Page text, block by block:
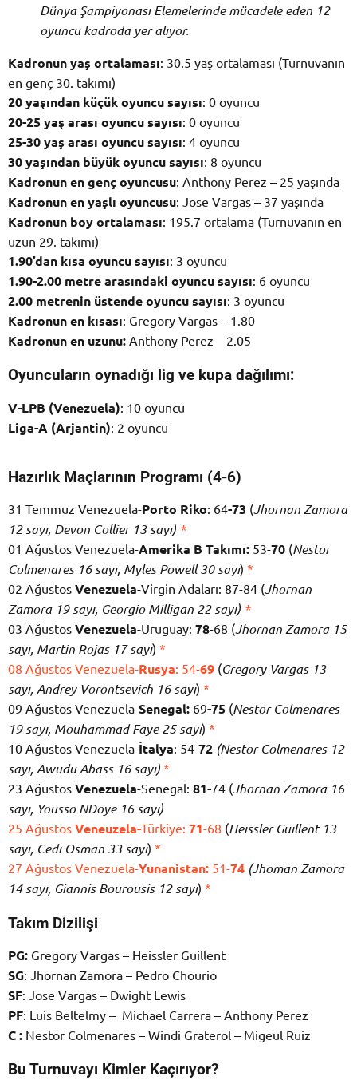
Dünya Şampiyonası Elemelerinde mücadele eden 12
oyuncu kadroda yer alıyor.
Kadronun yaş ortalaması: 30.5 yaş ortalaması (Turnuvanın
en genç 30. takımı)
20 yaşından küçük oyuncu sayısı: 0 oyuncu
20-25 yaş arası oyuncu sayısı: 0 oyuncu
25-30 yaş arası oyuncu sayısı: 4 oyuncu
30 yaşından büyük oyuncu sayısı: 8 oyuncu
Kadronun en genç oyuncusu: Anthony Perez – 25 yaşında
Kadronun en yaşlı oyuncusu: Jose Vargas – 37 yaşında
Kadronun boy ortalaması: 195.7 ortalama (Turnuvanın en
uzun 29. takımı)
1.90’dan kısa oyuncu sayısı: 3 oyuncu
1.90-2.00 metre arasındaki oyuncu sayısı: 6 oyuncu
2.00 metrenin üstende oyuncu sayısı: 3 oyuncu
Kadronun en kısası: Gregory Vargas – 1.80
Kadronun en uzunu: Anthony Perez – 2.05
Oyuncuların oynadığı lig ve kupa dağılımı:
V-LPB (Venezuela): 10 oyuncu
Liga-A (Arjantin): 2 oyuncu
Hazırlık Maçlarının Programı (4-6)
31 Temmuz Venezuela-Porto Riko: 64-73 (Jhornan Zamora
12 sayı, Devon Collier 13 sayı) *
01 Ağustos Venezuela-Amerika B Takımı: 53-70 (Nestor
Colmenares 16 sayı, Myles Powell 30 sayı) *
02 Ağustos Venezuela-Virgin Adaları: 87-84 (Jhornan
Zamora 19 sayı, Georgio Milligan 22 sayı) *
03 Ağustos Venezuela-Uruguay: 78-68 (Jhornan Zamora 15
sayı, Martin Rojas 17 sayı) *
08 Ağustos Venezuela-Rusya: 54-69 (Gregory Vargas 13
sayı, Andrey Vorontsevich 16 sayı) *
09 Ağustos Venezuela-Senegal: 69-75 (Nestor Colmenares
19 sayı, Mouhammad Faye 25 sayı) *
10 Ağustos Venezuela-İtalya: 54-72 (Nestor Colmenares 12
sayı, Awudu Abass 16 sayı) *
23 Ağustos Venezuela-Senegal: 81-74 (Jhornan Zamora 16
sayı, Yousso NDoye 16 sayı)
25 Ağustos Veneuzela-Türkiye: 71-68 (Heissler Guillent 13
sayı, Cedi Osman 33 sayı) *
27 Ağustos Venezuela-Yunanistan: 51-74 (Jhoman Zamora
14 sayı, Giannis Bourousis 12 sayı) *
Takım Dizilişi
PG: Gregory Vargas – Heissler Guillent
SG: Jhornan Zamora – Pedro Chourio
SF: Jose Vargas – Dwight Lewis
PF: Luis Beltelmy – Michael Carrera – Anthony Perez
C : Nestor Colmenares – Windi Graterol – Migeul Ruiz
Bu Turnuvayı Kimler Kaçırıyor?